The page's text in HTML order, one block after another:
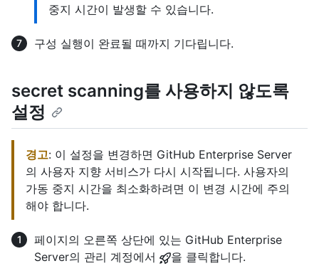
중지 시간이 발생할 수 있습니다.
구성 실행이 완료될 때까지 기다립니다.
secret scanning를 사용하지 않도록
설정
경고: 이 설정을 변경하면 GitHub Enterprise Server
의 사용자 지향 서비스가 다시 시작됩니다. 사용자의
가동 중지 시간을 최소화하려면 이 변경 시간에 주의
해야 합니다.
페이지의 오른쪽 상단에 있는 GitHub Enterprise
Server의 관리 계정에서
을 클릭합니다.